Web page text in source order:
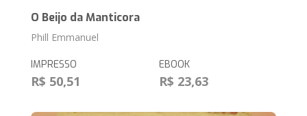
O Beijo da Manticora
Phill Emmanuel
IMPRESSO
R$ 50,51
EBOOK
R$ 23,63